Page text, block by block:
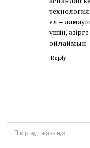
ел –
үшін,
ойлаймын.
Reply